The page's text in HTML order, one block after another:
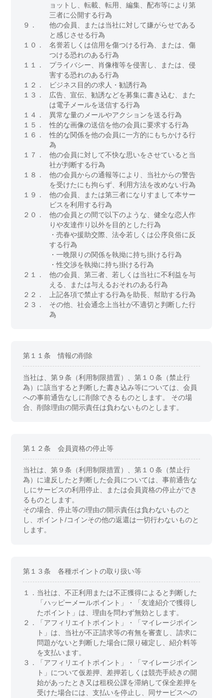
ョットし、転載、転用、編集、配布等により第
三者に公開する行為
９．
他の会員、または当社に対して嫌がらせである
と感じさせる行為
１０．
名誉若しくは信用を傷つける行為、または、傷
つける恐れのある行為
１１．
プライバシー、肖像権等を侵害し、または、侵
害する恐れのある行為
１２．
ビジネス目的の求人・勧誘行為
１３．
広告、宣伝、勧誘などを募集に書き込む、また
は電子メールを送信する行為
１４．
異常な量のメールやアクションを送る行為
１５．
性的な画像の送信を他の会員に要求する行為
１６．
性的な関係を他の会員に一方的にもちかける行
為
１７．
他の会員に対して不快な思いをさせていると当
社が判断する行為
１８．
他の会員からの通報等により、当社からの警告
を受けたにも拘らず、利用方法を改めない行為
１９．
他の会員、または第三者になりすまして本サー
ビスを利用する行為
２０．
他の会員との間で以下のような、健全な恋人作
りや友達作り以外を目的とした行為
・売春や援助交際、法令若しくは公序良俗に反
する行為
・一晩限りの関係を執拗に持ち掛ける行為
・性交渉を執拗に持ち掛ける行為
２１．
他の会員、第三者、若しくは当社に不利益を与
える、または与えるおそれのある行為
２２．
上記各項で禁止する行為を助長、幇助する行為
２３．
その他、社会通念上当社が不適切と判断した行
為
第１１条 情報の削除
当社は、第９条（利用制限措置）、第１０条（禁止行
為）に該当すると判断した書き込み等については、会員
への事前通告なしに削除できるものとします。 その場
合、削除理由の開示責任は負わないものとします。
第１２条 会員資格の停止等
当社は、第９条（利用制限措置）、第１０条（禁止行
為）に違反したと判断した会員については、事前通告な
しにサービスの利用停止、または会員資格の停止ができ
るものとします。
その場合、停止等の理由の開示責任は負わないものと
し、ポイント/コインその他の返還は一切行わないものと
します。
第１３条 各種ポイントの取り扱い等
１． 当社は、不正利用または不正獲得によると判断した
「ハッピーメールポイント」・「友達紹介で獲得し
たポイント」は、理由を問わず無効とします。
２．
「アフィリエイトポイント」・「マイレージポイン
ト」は、当社が不正請求等の有無を審査し、請求に
問題がないと判断した場合に限り確定し、紹介料等
を支払います。
３．
「アフィリエイトポイント」・「マイレージポイン
ト」について仮差押、差押若しくは競売手続きの開
始があったとき又は租税公課を滞納して保全差押を
受けた場合には、支払いを停止し、同サービスへの